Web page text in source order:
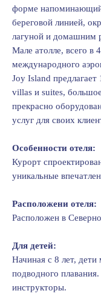
форме
береговой линией,
лагуной и домашним
Мале атолле, всего в
международного
Jоy Island
villas и suites,
прекрасно
услуг для своих
Особенности отеля:
Курорт
уникальные
Расположени отеля:
Расположен в
Для детей:
Начиная с 8 лет,
подводного
инструкторы.